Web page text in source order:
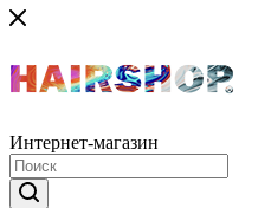
Интернет-магазин